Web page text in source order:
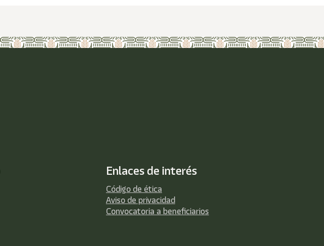
Enlaces de interés
Código de ética
Aviso de privacidad
Convocatoria a beneficiarios